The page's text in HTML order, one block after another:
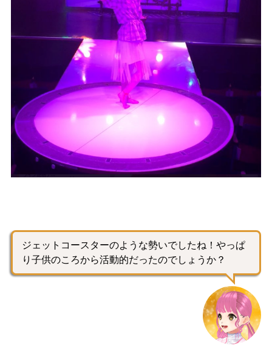
ジェットコースターのような勢いでしたね！やっぱ
り子供のころから活動的だったのでしょうか？